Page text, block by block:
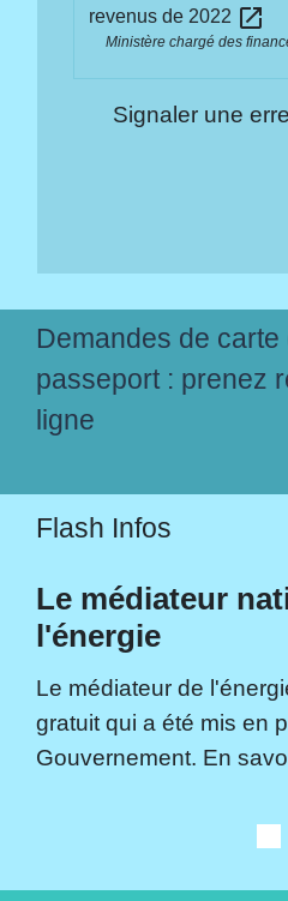
revenus de 2022 open_in_new
Ministère chargé des
Signaler une
Demandes de carte
passeport : prenez
ligne
Flash Infos
Le médiateur
l'énergie
Le médiateur de
gratuit qui a été mis en
Gouvernement. En